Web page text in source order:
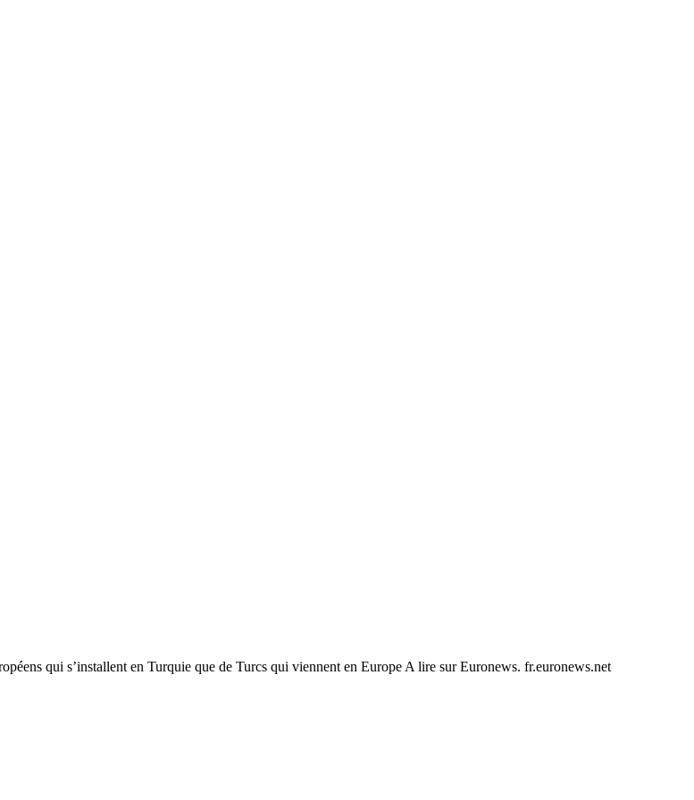
qui s’installent en Turquie que de Turcs qui viennent en Europe A lire sur Euronews. fr.euronews.net